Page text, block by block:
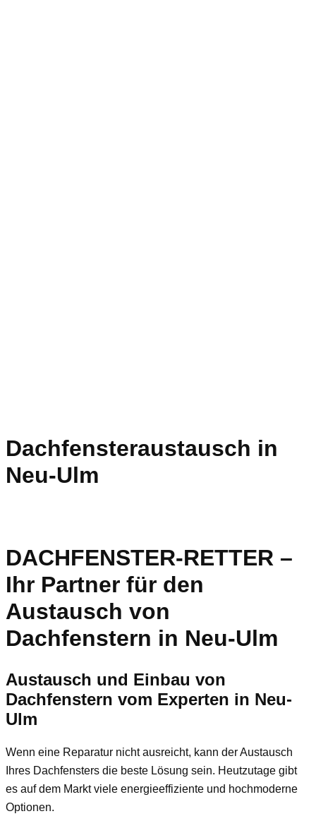
Dachfensteraustausch in
Neu-Ulm
DACHFENSTER-RETTER –
Ihr Partner für den
Austausch von
Dachfenstern in Neu-Ulm
Austausch und Einbau von
Dachfenstern vom Experten in Neu-
Ulm
Wenn eine Reparatur nicht ausreicht, kann der Austausch
Ihres Dachfensters die beste Lösung sein. Heutzutage gibt
es auf dem Markt viele energieeffiziente und hochmoderne
Optionen.